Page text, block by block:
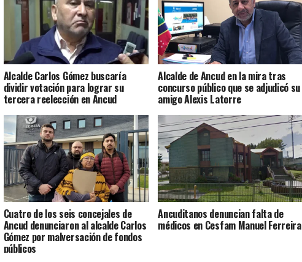
Alcalde Carlos Gómez buscaría
dividir votación para lograr su
tercera reelección en Ancud
Alcalde de Ancud en la mira tras
concurso público que se adjudicó su
amigo Alexis Latorre
Cuatro de los seis concejales de
Ancud denunciaron al alcalde Carlos
Gómez por malversación de fondos
públicos
Ancuditanos denuncian falta de
médicos en Cesfam Manuel Ferreira